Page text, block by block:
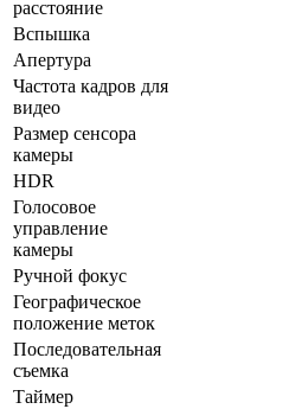
расстояние
Вспышка
Апертура
Частота кадров для
видео
Размер сенсора
камеры
HDR
Голосовое
управление
камеры
Ручной фокус
Географическое
положение меток
Последовательная
съемка
Таймер